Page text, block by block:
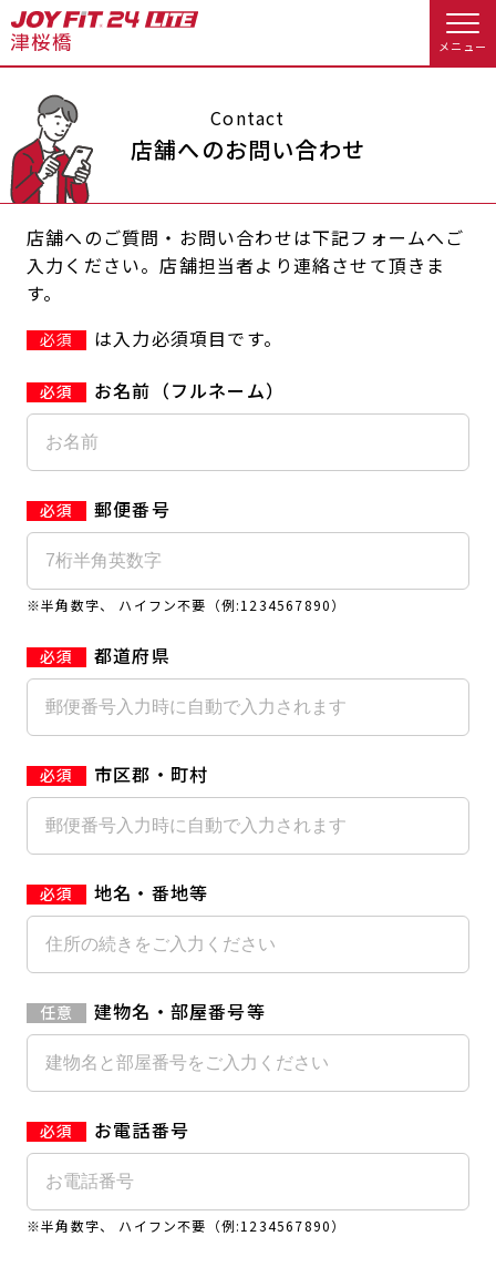
メニュー
店舗トップ
会員の方へトップ
会員様へのお知らせ
休会お手続き
アクセス 店舗情報・サービス
よくあるご質問 店舗へのお問い合わせ
入会するトップ
Appで入会手続き料金・サービス等詳しく見る
入会を悩まれている方へトップ
キャンペーン
JOYFIT24
JOYFIT+ 店舗を探す
Contact
店舗へのお問い合わせ
店舗へのご質問・お問い合わせは下記フォームへご
入力ください。店舗担当者より連絡させて頂きま
す。
必須
は入力必須項目です。
お名前（フルネーム）
郵便番号
※半角数字、 ハイフン不要（例:1234567890）
都道府県
市区郡・町村
地名・番地等
建物名・部屋番号等
お電話番号
※半角数字、 ハイフン不要（例:1234567890）